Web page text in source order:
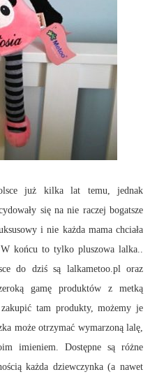
już kilka lat temu, jednak
się na nie raczej bogatsze
i nie każda mama chciała
końcu to tylko pluszowa lalka..
do dziś są lalkametoo.pl oraz
gamę produktów z metką
tam produkty, możemy je
może otrzymać wymarzoną lalę,
imieniem. Dostępne są różne
każda dziewczynka (a nawet